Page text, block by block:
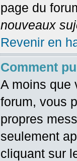
page du
nouveaux
Revenir en
Comment
A moins que
forum, vous
propres
seulement
cliquant sur